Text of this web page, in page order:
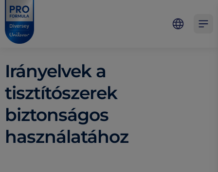
Skip to main content
Skip to navigation
Skip to footer
Pro Formula
Irányelvek a
tisztítószerek
biztonságos
használatához